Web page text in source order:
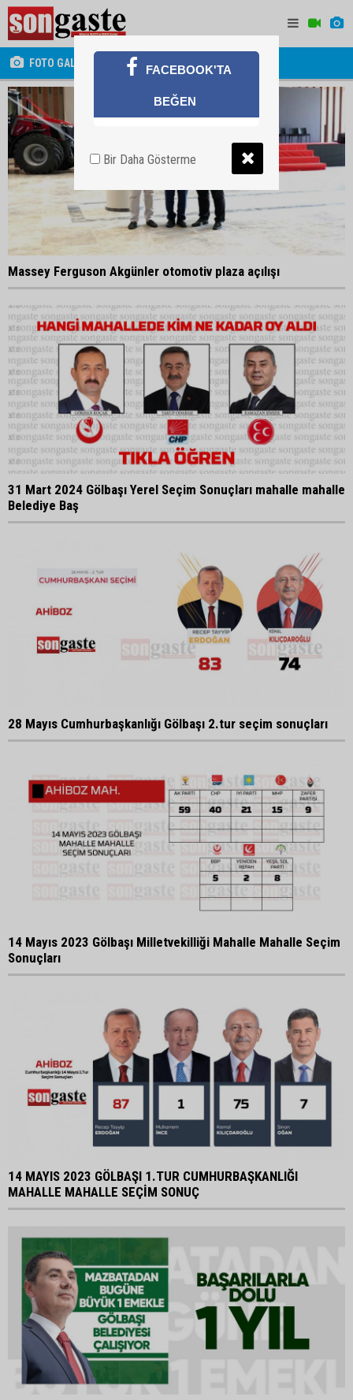
FOTO GALERİ
Massey Ferguson Akgünler otomotiv plaza açılışı
31 Mart 2024 Gölbaşı Yerel Seçim Sonuçları mahalle mahalle
Belediye Baş
28 Mayıs Cumhurbaşkanlığı Gölbaşı 2.tur seçim sonuçları
14 Mayıs 2023 Gölbaşı Milletvekilliği Mahalle Mahalle Seçim
Sonuçları
14 MAYIS 2023 GÖLBAŞI 1.TUR CUMHURBAŞKANLIĞI
MAHALLE MAHALLE SEÇİM SONUÇ
FACEBOOK'TA
BEĞEN
Bir Daha Gösterme